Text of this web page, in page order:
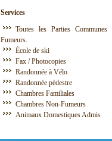
Services
Toutes les Parties
Fumeurs.
École de ski
Fax / Photocopies
Randonnée à Vélo
Randonnée pédestre
Chambres Familiales
Chambres Non-Fumeurs
Animaux Domestiques Admis